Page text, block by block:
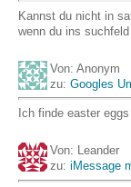
Kannst du nicht in
wenn du ins
Von: Anonym
zu: Googles
Ich finde easter
Von: Leander
zu: iMessage